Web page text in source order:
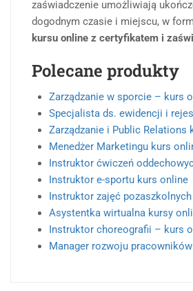
zaświadczenie umożliwiają
dogodnym czasie i miejscu, w
kursu online z certyfikatem i
Polecane produkty
Zarządzanie w sporcie – kurs
Specjalista ds. ewidencji i
Zarządzanie i Public Relations
Menedżer Marketingu kurs
Instruktor ćwiczeń
Instruktor e-sportu kurs online
Instruktor zajęć
Asystentka wirtualna kursy
Instruktor choreografii – kurs
Manager rozwoju